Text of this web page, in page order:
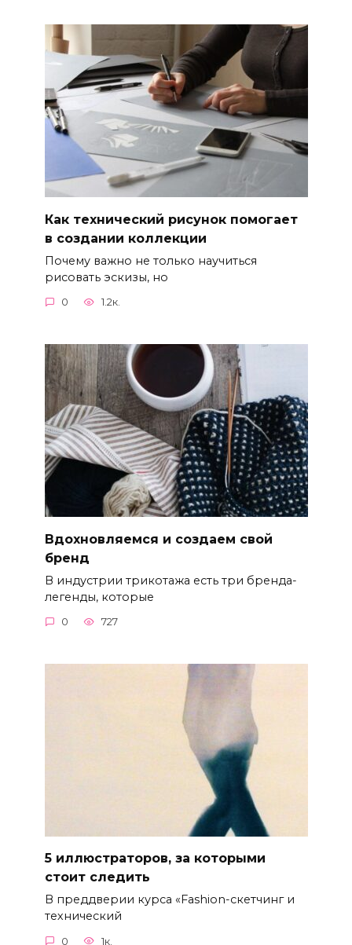
Как технический рисунок помогает
в создании коллекции
Почему важно не только научиться
рисовать эскизы, но
0 1.2к.
Вдохновляемся и создаем свой
бренд
В индустрии трикотажа есть три бренда-
легенды, которые
0 727
5 иллюстраторов, за которыми
стоит следить
В преддверии курса «Fashion-скетчинг и
технический
0 1к.